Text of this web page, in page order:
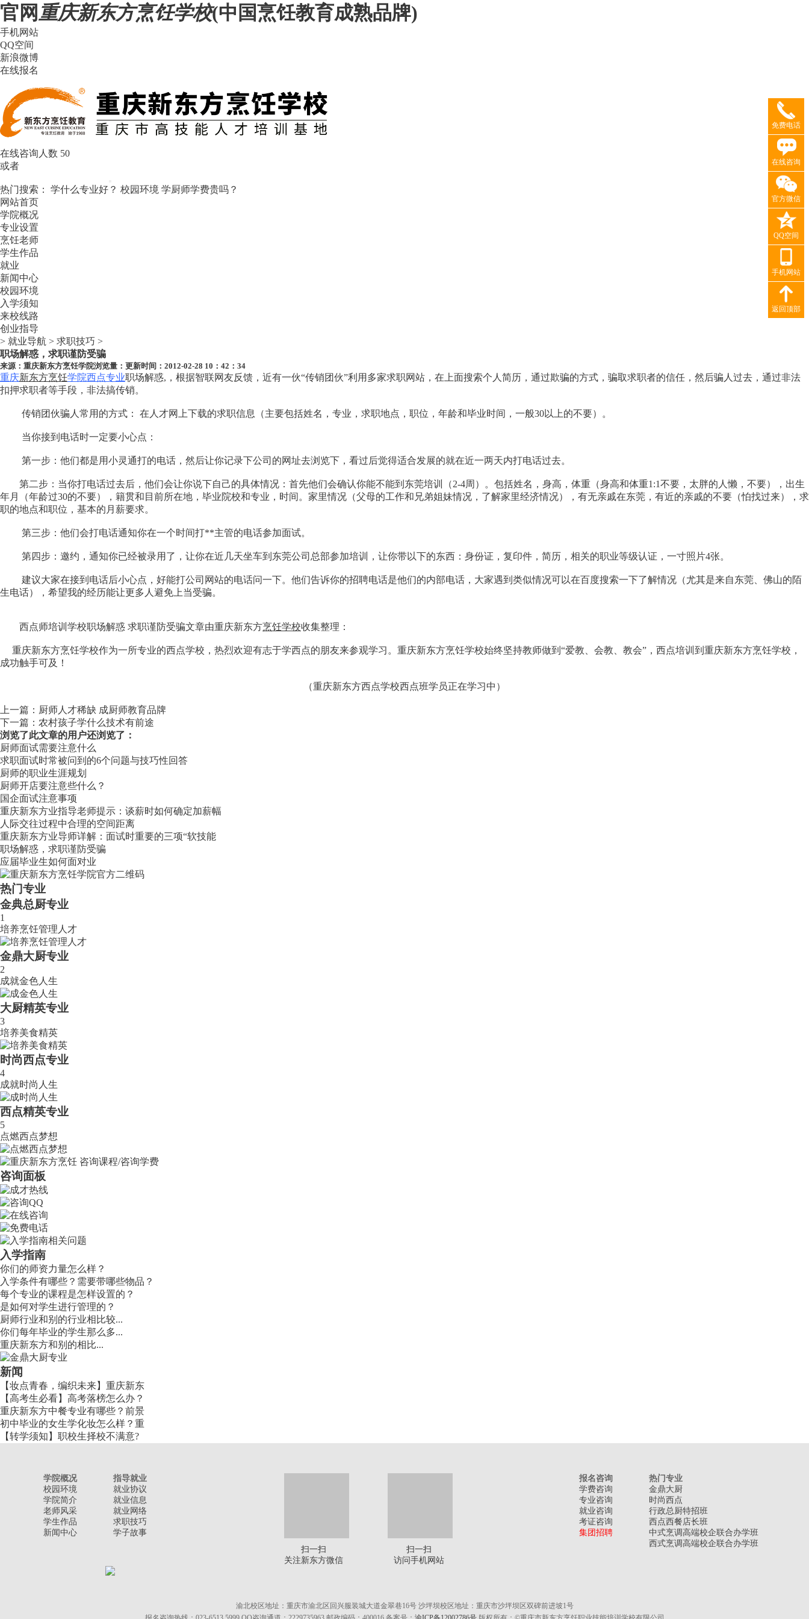
官网 重庆新东方烹饪学校(中国烹饪教育成熟品牌)
手机网站
QQ空间
新浪微博
在线报名
在线咨询人数 51
或者
热门搜索： 学什么专业好？ 校园环境 学厨师学费贵吗？
网站首页
学院概况
专业设置
烹饪老师
学生作品
就业
新闻中心
校园环境
入学须知
来校线路
创业指导
> 就业导航 > 求职技巧 >
职场解惑，求职谨防受骗
来源： 重庆新东方烹饪学院浏览量： 更新时间：2012-02-28 10：42：34
重庆新东方烹饪学院西点专业职场解惑,，根据智联网友反馈，近有一伙“传销团伙”利用多家求职网站，在上面搜索个人简历，通过欺骗的方式，骗取求职者的信任，然后骗人过去，通过非法
扣押求职者等手段，非法搞传销。
传销团伙骗人常用的方式： 在人才网上下载的求职信息（主要包括姓名，专业，求职地点，职位，年龄和毕业时间，一般30以上的不要）。
当你接到电话时一定要小心点：
第一步：他们都是用小灵通打的电话，然后让你记录下公司的网址去浏览下，看过后觉得适合发展的就在近一两天内打电话过去。
第二步：当你打电话过去后，他们会让你说下自己的具体情况：首先他们会确认你能不能到东莞培训（2-4周）。包括姓名，身高，体重（身高和体重1:1不要，太胖的人懒，不要），出生
年月（年龄过30的不要），籍贯和目前所在地，毕业院校和专业，时间。家里情况（父母的工作和兄弟姐妹情况，了解家里经济情况），有无亲戚在东莞，有近的亲戚的不要（怕找过来），求
职的地点和职位，基本的月薪要求。
第三步：他们会打电话通知你在一个时间打**主管的电话参加面试。
第四步：邀约，通知你已经被录用了，让你在近几天坐车到东莞公司总部参加培训，让你带以下的东西：身份证，复印件，简历，相关的职业等级认证，一寸照片4张。
建议大家在接到电话后小心点，好能打公司网站的电话问一下。他们告诉你的招聘电话是他们的内部电话，大家遇到类似情况可以在百度搜索一下了解情况（尤其是来自东莞、佛山的陌
生电话），希望我的经历能让更多人避免上当受骗。
西点师培训学校职场解惑 求职谨防受骗文章由重庆新东方烹饪学校收集整理：
重庆新东方烹饪学校作为一所专业的西点学校，热烈欢迎有志于学西点的朋友来参观学习。重庆新东方烹饪学校始终坚持教师做到“爱教、会教、教会”，西点培训到重庆新东方烹饪学校，
成功触手可及！
（重庆新东方西点学校西点班学员正在学习中）
上一篇： 厨师人才稀缺 成厨师教育品牌
下一篇： 农村孩子学什么技术有前途
浏览了此文章的用户还浏览了：
厨师面试需要注意什么
求职面试时常被问到的6个问题与技巧性回答
厨师的职业生涯规划
厨师开店要注意些什么？
国企面试注意事项
重庆新东方业指导老师提示：谈薪时如何确定加薪幅
人际交往过程中合理的空间距离
重庆新东方业导师详解：面试时重要的三项“软技能
职场解惑，求职谨防受骗
应届毕业生如何面对业
热门专业
金典总厨专业
1
培养烹饪管理人才
金鼎大厨专业
2
成就金色人生
大厨精英专业
3
培养美食精英
时尚西点专业
4
成就时尚人生
西点精英专业
5
点燃西点梦想
咨询面板
入学指南
你们的师资力量怎么样？
入学条件有哪些？需要带哪些物品？
每个专业的课程是怎样设置的？
是如何对学生进行管理的？
厨师行业和别的行业相比较...
你们每年毕业的学生那么多...
重庆新东方和别的相比...
新闻
【妆点青春，编织未来】重庆新东
【高考生必看】高考落榜怎么办？
重庆新东方中餐专业有哪些？前景
初中毕业的女生学化妆怎么样？重
【转学须知】职校生择校不满意?
学院概况
校园环境
学院简介
老师风采
学生作品
新闻中心
指导就业
就业协议
就业信息
就业网络
求职技巧
学子故事
扫一扫
关注新东方微信
扫一扫
访问手机网站
报名咨询
学费咨询
专业咨询
就业咨询
考证咨询
集团招聘
热门专业
金鼎大厨
时尚西点
行政总厨特招班
西点西餐店长班
中式烹调高端校企联合办学班
西式烹调高端校企联合办学班
渝北校区地址：重庆市渝北区回兴服装城大道金翠巷16号 沙坪坝校区地址：重庆市沙坪坝区双碑前进坡1号
免费电话
在线咨询
官方微信
QQ空间
手机网站
返回顶部